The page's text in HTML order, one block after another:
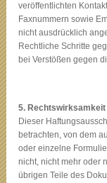
veröffentlichten
Faxnummern sowie
nicht ausdrücklich
Rechtliche Schritte
bei Verstößen gegen
5.
Dieser
betrachten, von dem
oder einzelne
nicht, nicht mehr oder
übrigen Teile des